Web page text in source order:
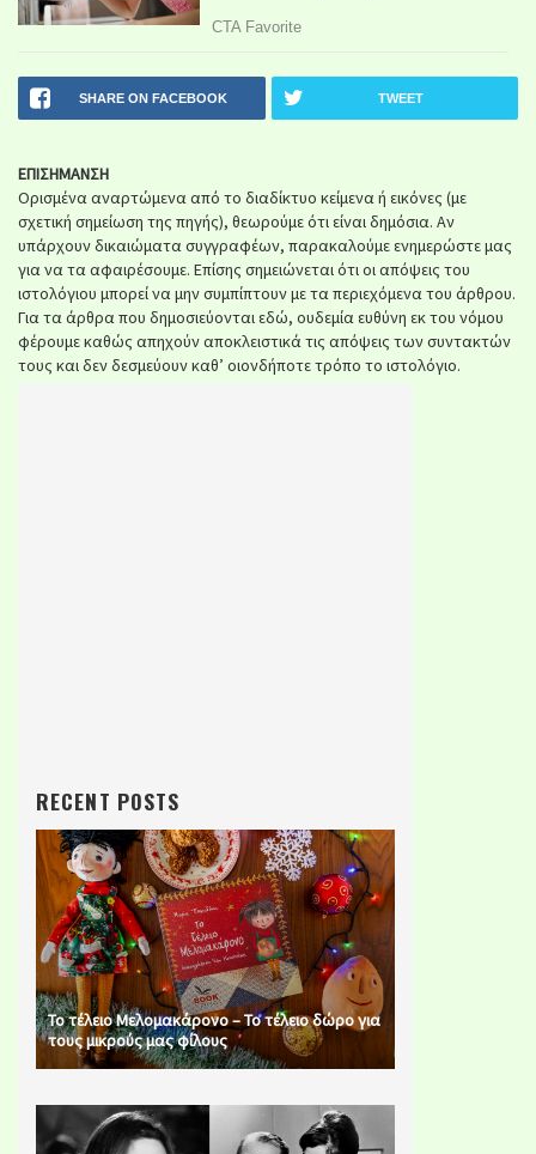
SHARE ON FACEBOOK TWEET
ΕΠΙΣΗΜΑΝΣΗ
Ορισμένα αναρτώμενα από το διαδίκτυο κείμενα ή εικόνες (με
σχετική σημείωση της πηγής), θεωρούμε ότι είναι δημόσια. Αν
υπάρχουν δικαιώματα συγγραφέων, παρακαλούμε ενημερώστε μας
για να τα αφαιρέσουμε. Επίσης σημειώνεται ότι οι απόψεις του
ιστολόγιου μπορεί να μην συμπίπτουν με τα περιεχόμενα του άρθρου.
Για τα άρθρα που δημοσιεύονται εδώ, ουδεμία ευθύνη εκ του νόμου
φέρουμε καθώς απηχούν αποκλειστικά τις απόψεις των συντακτών
τους και δεν δεσμεύουν καθ’ οιονδήποτε τρόπο το ιστολόγιο.
RECENT POSTS
Το τέλειο Μελομακάρονο – Το τέλειο δώρο για
τους μικρούς μας φίλους